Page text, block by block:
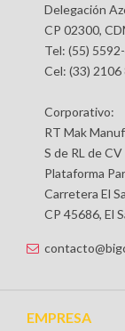
Delegación
CP 02300,
Tel: (55)
Cel: (33) 2106
Corporativo:
RT Mak
S de RL de CV
Plataforma
Carretera El
CP 45686, El
EMPRESA